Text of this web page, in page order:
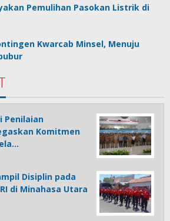
Pemulihan Pasokan Listrik di
Kwarcab Minsel, Menuju
Penilaian
Komitmen
Disiplin pada
di Minahasa Utara